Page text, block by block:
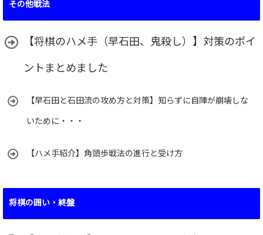
その他戦法
【将棋のハメ手（早石田、鬼殺し）】対策のポイ
ントまとめました
【早石田と石田流の攻め方と対策】知らずに自陣が崩壊しな
いために・・・
【ハメ手紹介】角頭歩戦法の進行と受け方
将棋の囲い・終盤